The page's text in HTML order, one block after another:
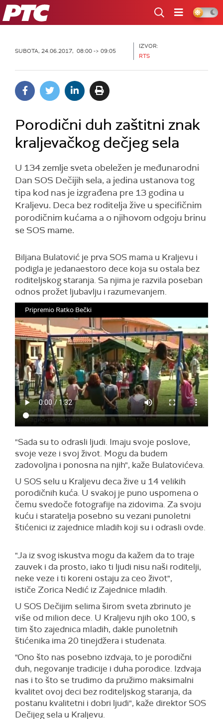
RTS
SUBOTA, 24.06.2017, 08:00 -> 09:05
IZVOR:
RTS
Porodični duh zaštitni znak
kraljevačkog dečjeg sela
U 134 zemlje sveta obeležen je međunarodni
Dan SOS Dečijih sela, a jedina ustanova tog
tipa kod nas je izgrađena pre 13 godina u
Kraljevu. Deca bez roditelja žive u specifičnim
porodičnim kućama a o njihovom odgoju brinu
se SOS mame.
Biljana Bulatović je prva SOS mama u Kraljevu i
podigla je jedanaestoro dece koja su ostala bez
roditeljskog staranja. Sa njima je razvila poseban
odnos prožet ljubavlju i razumevanjem.
Pripremio Ratko Bečki
"Sada su to odrasli ljudi. Imaju svoje poslove,
svoje veze i svoj život. Mogu da budem
zadovoljna i ponosna na njih", kaže Bulatovićeva.
U SOS selu u Kraljevu deca žive u 14 velikih
porodičnih kuća. U svakoj je puno uspomena o
čemu svedoče fotografije na zidovima. Za svoju
kuću i staratelja posebno su vezani punoletni
štićenici iz zajednice mladih koji su i odrasli ovde.
"Ja iz svog iskustva mogu da kažem da to traje
zauvek i da prosto, iako ti ljudi nisu naši roditelji,
neke veze i ti koreni ostaju za ceo život",
ističe Zorica Nedić iz Zajednice mladih.
U SOS Dečijim selima širom sveta zbrinuto je
više od milion dece. U Kraljevu njih oko 100, s
tim što zajednica mladih, dakle punoletnih
štićenika ima 20 tinejdžera i studenata.
"Ono što nas posebno izdvaja, to je porodični
duh, negovanje tradicije i duha porodice. Izdvaja
nas i to što se trudimo da pružimo maksimalni
kvalitet ovoj deci bez roditeljskog staranja, da
postanu kvalitetni i dobri ljudi", kaže direktor SOS
Dečijeg sela u Kraljevu.